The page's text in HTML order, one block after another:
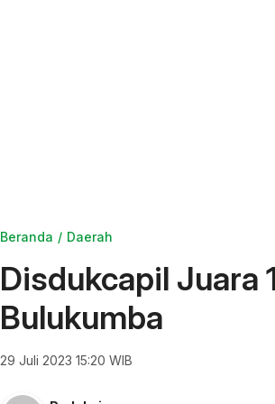
Beranda Daerah
Disdukcapil Juara
Bulukumba
29 Juli 2023 15:20 WIB